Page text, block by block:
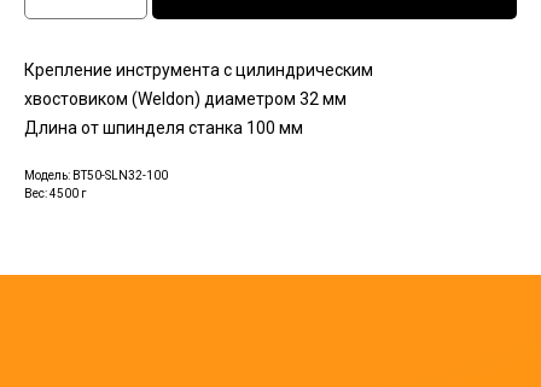
Крепление инструмента с цилиндрическим
хвостовиком (Weldon) диаметром 32 мм
Длина от шпинделя станка 100 мм
Модель: BT50-SLN32-100
Вес: 4500 г